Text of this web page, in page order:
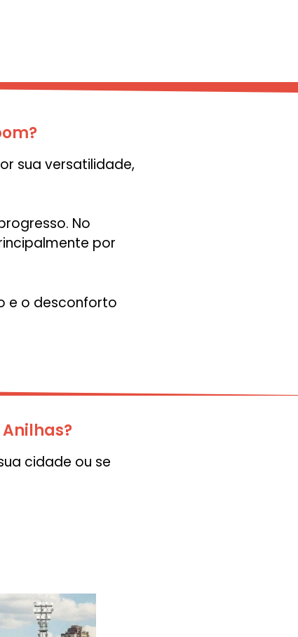
sua versatilidade,
No
por
e o desconforto
cidade ou se